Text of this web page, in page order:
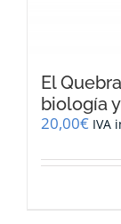
El
biología
20,00€ IVA